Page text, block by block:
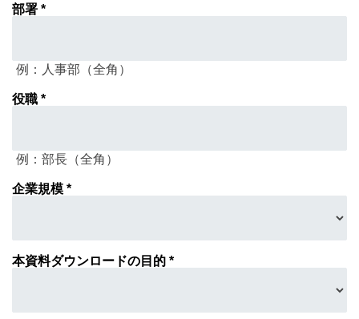
部署 *
例：人事部（全角）
役職 *
例：部長（全角）
企業規模 *
本資料ダウンロードの目的 *